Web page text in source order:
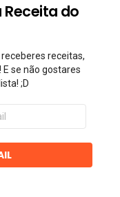
Receita do
receitas,
se não gostares
;D